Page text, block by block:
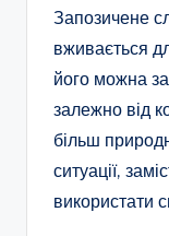
Запозичене
вживається
його можна
залежно від
більш
ситуації,
використати